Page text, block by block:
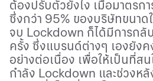
ต้องปรับตัวยังไง เมื่อมาตรก
ซึ่งกว่า 95% ของบริษัทขนาด
จบ Lockdown ก็ได้มีการกลั
ครั้ง ซึ่งแบรนด์ต่างๆ เองยัง
อย่างต่อเนื่อง เพื่อให้เป็นที่ส
กำลัง Lockdown และช่วงห